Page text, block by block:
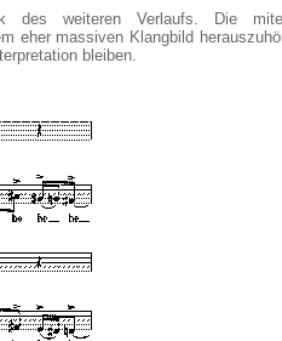
des weiteren Verlaufs. Die
eher massiven Klangbild
bleiben.